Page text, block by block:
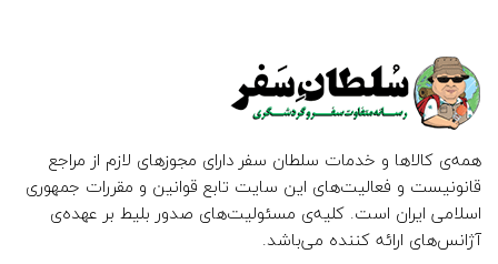
همه‌ی کالاها و خدمات سلطان سفر دارای مجوزهای لازم از مراجع
قانونیست و فعالیت‌های این سایت تابع قوانین و مقررات جمهوری
اسلامی ایران است. کلیه‌ی مسئولیت‌های صدور بلیط بر عهده‌ی
آژانس‌های ارائه کننده می‌باشد.